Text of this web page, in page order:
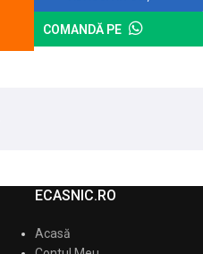
COMANDĂ PE
ECASNIC.RO
Acasă